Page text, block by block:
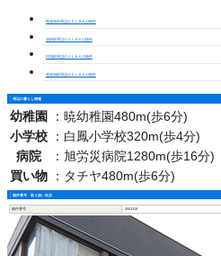
尾張旭市周辺の２ＬＤＫの物件
旭前駅周辺の２ＬＤＫの物件
印場駅周辺の２ＬＤＫの物件
尾張旭駅周辺の２ＬＤＫの物件
周辺の暮らし情報
幼稚園 ： 暁幼稚園480m(歩6分)
小学校
： 白鳳小学校320m(歩4分)
病院
： 旭労災病院1280m(歩16分)
買い物
： タチヤ480m(歩6分)
物件番号・取り扱い支店
物件番号 3501319